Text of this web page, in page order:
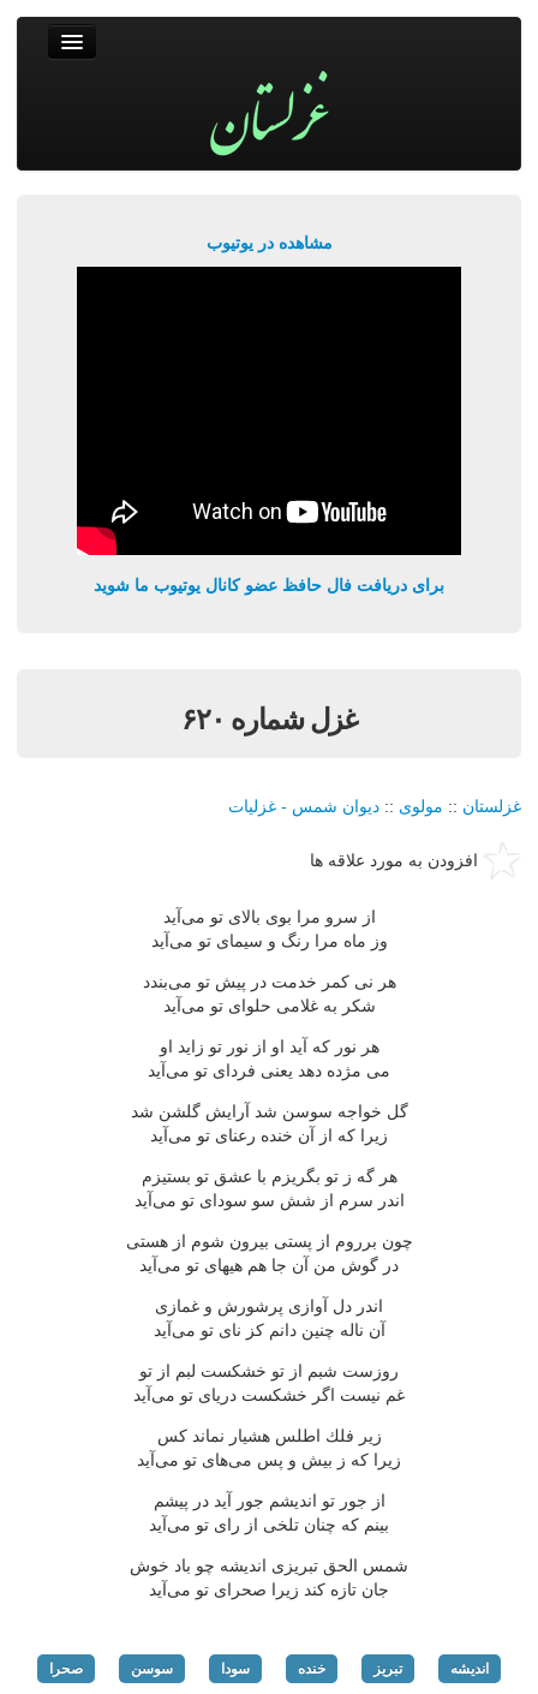
مشاهده در یوتیوب
برای دریافت فال حافظ عضو کانال یوتیوب ما شوید
غزل شماره ۶۲۰
غزلستان :: مولوی :: دیوان شمس - غزلیات
افزودن به مورد علاقه ها
از سرو مرا بوی بالای تو می‌آید
وز ماه مرا رنگ و سیمای تو می‌آید
هر نی كمر خدمت در پیش تو می‌بندد
شكر به غلامی حلوای تو می‌آید
هر نور كه آید او از نور تو زاید او
می مژده دهد یعنی فردای تو می‌آید
گل خواجه سوسن شد آرایش گلشن شد
زیرا كه از آن خنده رعنای تو می‌آید
هر گه ز تو بگریزم با عشق تو بستیزم
اندر سرم از شش سو سودای تو می‌آید
چون برروم از پستی بیرون شوم از هستی
در گوش من آن جا هم هیهای تو می‌آید
اندر دل آوازی پرشورش و غمازی
آن ناله چنین دانم كز نای تو می‌آید
روزست شبم از تو خشكست لبم از تو
غم نیست اگر خشكست دریای تو می‌آید
زیر فلك اطلس هشیار نماند كس
زیرا كه ز بیش و پس می‌های تو می‌آید
از جور تو اندیشم جور آید در پیشم
بینم كه چنان تلخی از رای تو می‌آید
شمس الحق تبریزی اندیشه چو باد خوش
جان تازه كند زیرا صحرای تو می‌آید
اندیشه تبریز خنده سودا سوسن صحرا